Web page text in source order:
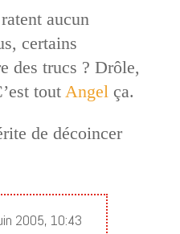
aucun
certains
des trucs ? Drôle,
tout Angel ça.
de décoincer
2005, 10:43